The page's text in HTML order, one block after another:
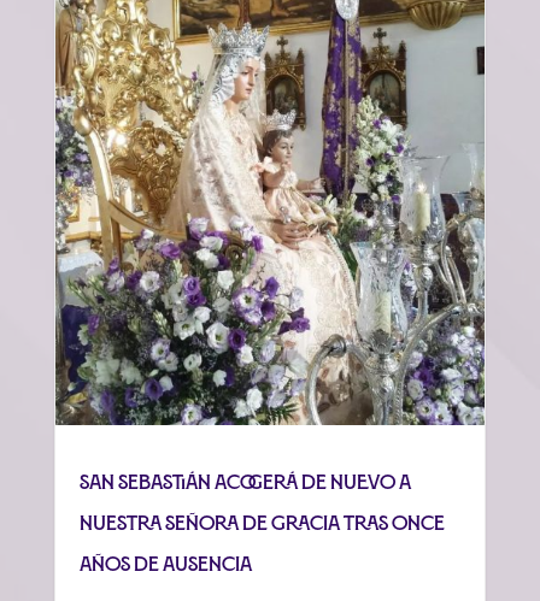
San Sebastián acogerá de nuevo a
Nuestra Señora de Gracia tras once
años de ausencia